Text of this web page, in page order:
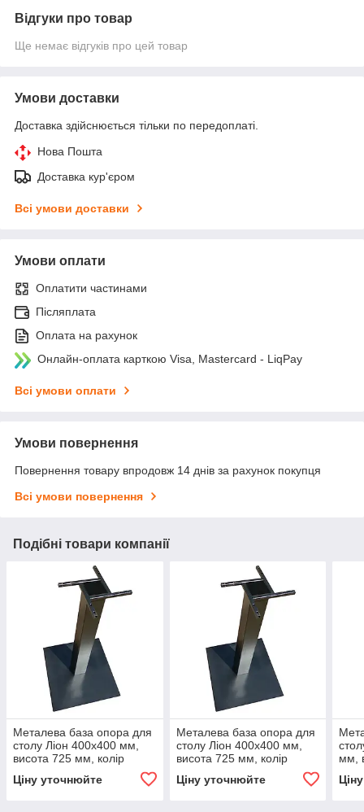
Відгуки про товар
Ще немає відгуків про цей товар
Умови доставки
Доставка здійснюється тільки по передоплаті.
Нова Пошта
Доставка кур'єром
Всі умови доставки
Умови оплати
Оплатити частинами
Післяплата
Оплата на рахунок
Онлайн-оплата карткою Visa, Mastercard - LiqPay
Всі умови оплати
Умови повернення
Повернення товару впродовж 14 днів за рахунок покупця
Всі умови повернення
Подібні товари компанії
Металева база опора для
столу Ліон 400х400 мм,
висота 725 мм, колір
чорний, для бару, кафе,
ресторану
Ціну уточнюйте
Металева база опора для
столу Ліон 400х400 мм,
висота 725 мм, колір
чорний, для бару, кафе,
ресторану
Ціну уточнюйте
мм,